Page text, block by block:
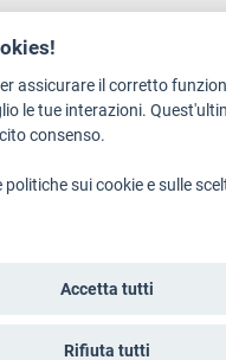
assicurare il corretto
le tue interazioni.
consenso.
sui cookie e sulle
Accetta tutti
Rifiuta tutti